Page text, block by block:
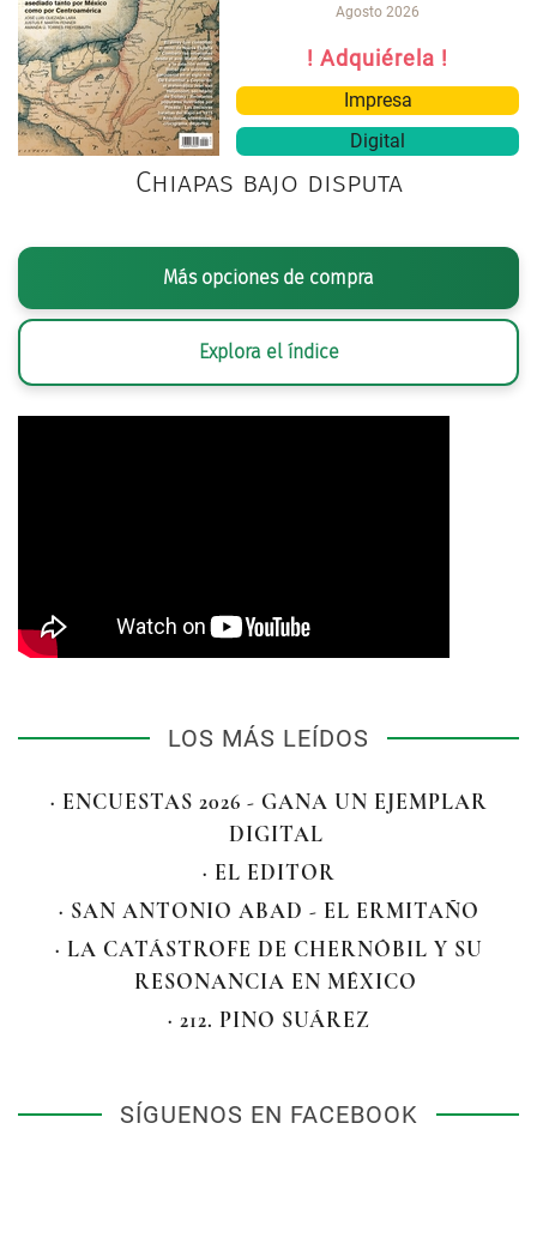
Agosto 2026
! Adquiérela !
Impresa
Digital
Chiapas bajo disputa
Más opciones de compra
Explora el índice
LOS MÁS LEÍDOS
· ENCUESTAS 2026 - GANA UN EJEMPLAR
DIGITAL
· EL EDITOR
· SAN ANTONIO ABAD - EL ERMITAÑO
· LA CATÁSTROFE DE CHERNÓBIL Y SU
RESONANCIA EN MÉXICO
· 212. PINO SUÁREZ
SÍGUENOS EN FACEBOOK